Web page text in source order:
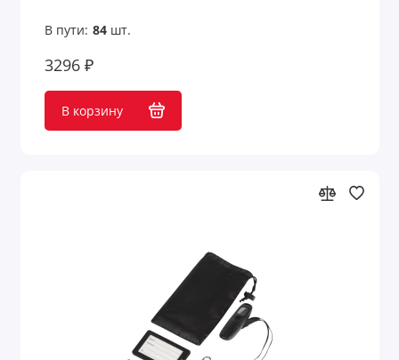
В пути: 84шт.
3296 ₽
В корзину